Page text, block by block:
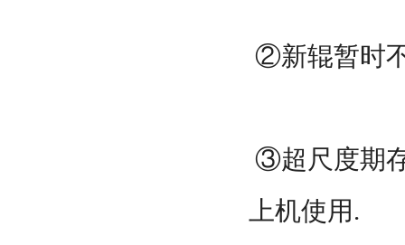
②新辊暂时
③超尺度期
上机使用.